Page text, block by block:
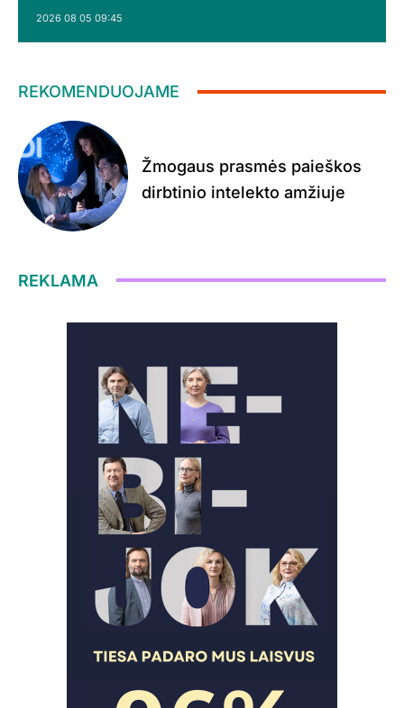
2026 08 05 09:45
REKOMENDUOJAME
Žmogaus prasmės paieškos
dirbtinio intelekto amžiuje
REKLAMA